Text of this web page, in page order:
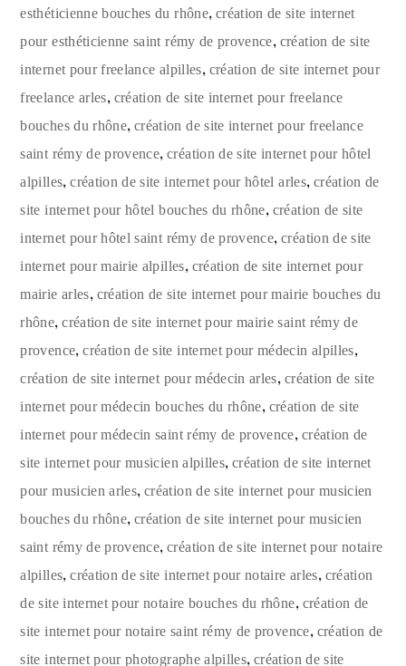
esthéticienne bouches du rhône, création de site internet
pour esthéticienne saint rémy de provence, création de site
internet pour freelance alpilles, création de site internet pour
freelance arles, création de site internet pour freelance
bouches du rhône,création de site internet pour freelance
saint rémy de provence,création de site internet pour hôtel
alpilles,création de site internet pour hôtel arles, création de
site internet pour hôtel bouches du rhône, création de site
internet pour hôtel saint rémy de provence,création de site
internet pour mairie alpilles, création de site internet pour
mairie arles, création de site internet pour mairie bouches du
rhône,création de site internet pour mairie saint rémy de
provence,création de site internet pour médecin alpilles,
création de site internet pour médecin arles, création de site
internet pour médecin bouches du rhône, création de site
internet pour médecin saint rémy de provence, création de
site internet pour musicien alpilles,création de site internet
pour musicien arles,création de site internet pour musicien
bouches du rhône,création de site internet pour musicien
saint rémy de provence,création de site internet pour notaire
alpilles,création de site internet pour notaire arles, création
de site internet pour notaire bouches du rhône, création de
site internet pour notaire saint rémy de provence, création de
site internet pour photographe alpilles,création de site